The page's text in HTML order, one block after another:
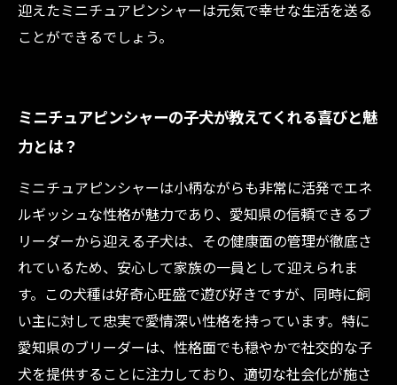
迎えたミニチュアピンシャーは元気で幸せな生活を送る
ことができるでしょう。
ミニチュアピンシャーの子犬が教えてくれる喜びと魅
力とは？
ミニチュアピンシャーは小柄ながらも非常に活発でエネ
ルギッシュな性格が魅力であり、愛知県の信頼できるブ
リーダーから迎える子犬は、その健康面の管理が徹底さ
れているため、安心して家族の一員として迎えられま
す。この犬種は好奇心旺盛で遊び好きですが、同時に飼
い主に対して忠実で愛情深い性格を持っています。特に
愛知県のブリーダーは、性格面でも穏やかで社交的な子
犬を提供することに注力しており、適切な社会化が施さ